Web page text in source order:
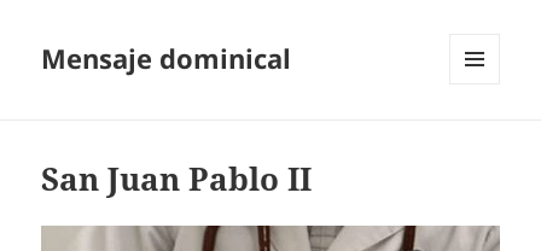
Mensaje dominical
San Juan Pablo II